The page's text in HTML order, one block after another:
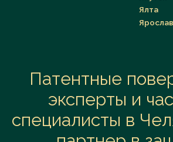
Ялта
Патентные
эксперты и
специалисты в